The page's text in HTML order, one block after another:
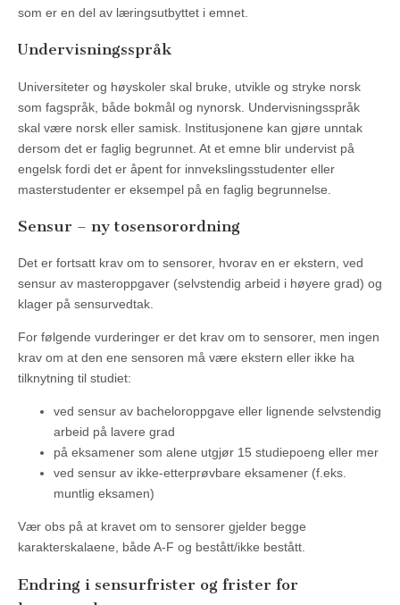
som er en del av læringsutbyttet i emnet.
Undervisningsspråk
Universiteter og høyskoler skal bruke, utvikle og stryke norsk
som fagspråk, både bokmål og nynorsk. Undervisningsspråk
skal være norsk eller samisk. Institusjonene kan gjøre unntak
dersom det er faglig begrunnet. At et emne blir undervist på
engelsk fordi det er åpent for innvekslingsstudenter eller
masterstudenter er eksempel på en faglig begrunnelse.
Sensur – ny tosensorordning
Det er fortsatt krav om to sensorer, hvorav en er ekstern, ved
sensur av masteroppgaver (selvstendig arbeid i høyere grad) og
klager på sensurvedtak.
For følgende vurderinger er det krav om to sensorer, men ingen
krav om at den ene sensoren må være ekstern eller ikke ha
tilknytning til studiet:
ved sensur av bacheloroppgave eller lignende selvstendig
arbeid på lavere grad
på eksamener som alene utgjør 15 studiepoeng eller mer
ved sensur av ikke-etterprøvbare eksamener (f.eks.
muntlig eksamen)
Vær obs på at kravet om to sensorer gjelder begge
karakterskalaene, både A-F og bestått/ikke bestått.
Endring i sensurfrister og frister for